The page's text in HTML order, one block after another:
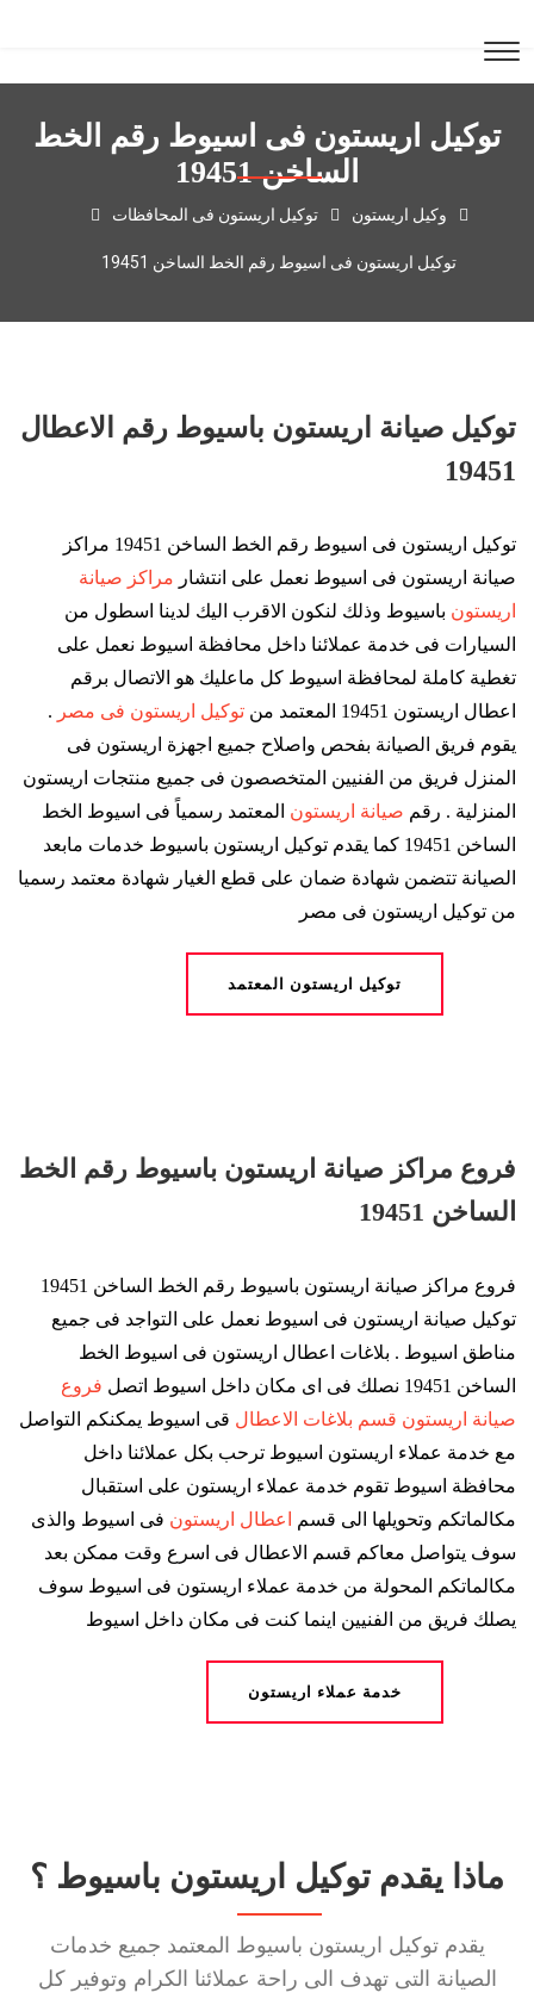
توكيل اريستون فى اسيوط رقم الخط
الساخن 19451
وكيل اريستون توكيل اريستون فى المحافظات
توكيل اريستون فى اسيوط رقم الخط الساخن 19451
توكيل صيانة اريستون باسيوط رقم الاعطال
19451
توكيل اريستون فى اسيوط رقم الخط الساخن 19451 مراكز
صيانة اريستون فى اسيوط نعمل على انتشار مراكز صيانة
اريستون باسيوط وذلك لنكون الاقرب اليك لدينا اسطول من
السيارات فى خدمة عملائنا داخل محافظة اسيوط نعمل على
تغطية كاملة لمحافظة اسيوط كل ماعليك هو الاتصال برقم
اعطال اريستون 19451 المعتمد من
توكيل اريستون فى مصر .
يقوم فريق الصيانة بفحص واصلاح جميع اجهزة اريستون فى
المنزل فريق من الفنيين المتخصصون فى جميع منتجات اريستون
المنزلية . رقم صيانة اريستون المعتمد رسمياً فى اسيوط الخط
الساخن 19451 كما يقدم توكيل اريستون باسيوط خدمات مابعد
الصيانة تتضمن شهادة ضمان على قطع الغيار شهادة معتمد رسميا
من توكيل اريستون فى مصر
توكيل اريستون المعتمد
فروع مراكز صيانة اريستون باسيوط رقم الخط
الساخن 19451
فروع مراكز صيانة اريستون باسيوط رقم الخط الساخن 19451
توكيل صيانة اريستون فى اسيوط نعمل على التواجد فى جميع
مناطق اسيوط . بلاغات اعطال اريستون فى اسيوط الخط
الساخن 19451 نصلك فى اى مكان داخل اسيوط اتصل
فروع
صيانة اريستون قسم بلاغات الاعطال قى اسيوط يمكنكم التواصل
مع خدمة عملاء اريستون اسيوط ترحب بكل عملائنا داخل
محافظة اسيوط تقوم خدمة عملاء اريستون على استقبال
مكالماتكم وتحويلها الى قسم
اعطال اريستون فى اسيوط والذى
سوف يتواصل معاكم قسم الاعطال فى اسرع وقت ممكن بعد
مكالماتكم المحولة من خدمة عملاء اريستون فى اسيوط سوف
يصلك فريق من الفنيين اينما كنت فى مكان داخل اسيوط
خدمة عملاء اريستون
ماذا يقدم توكيل اريستون باسيوط ؟
يقدم توكيل اريستون باسيوط المعتمد جميع خدمات
الصيانة التى تهدف الى راحة عملائنا الكرام وتوفير كل